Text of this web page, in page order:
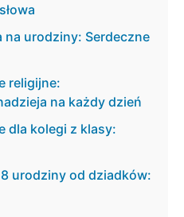
na urodziny: Serdeczne
religijne:
na każdy dzień
dla kolegi z klasy:
urodziny od dziadków: